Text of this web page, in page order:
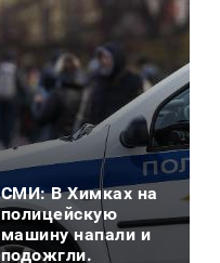
СМИ: В Химках на
полицейскую
машину напали и
подожгли.